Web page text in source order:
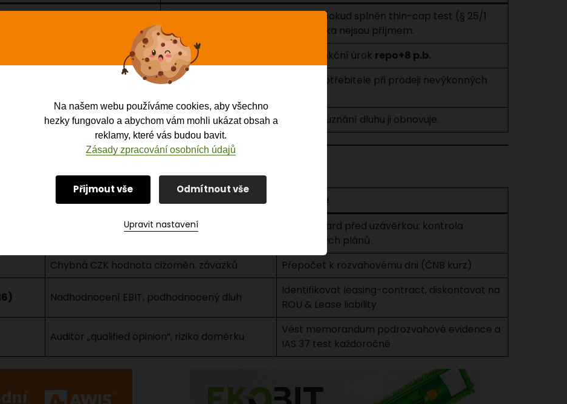
Úroky z úvěrů daňově uznatelné, pokud splněn thin-cap test (§ 25/1
w). Bezúročné půjčky od společníka nejsou příjmem.
Dernier zákon 2019/2024 fixuje sankční úrok repo+8 p.b.
Zákon o NPL 85/2024: ochrana spotřebitele při prodeji nevýkonných
Obecná lhůta 3 roky (§ 629 NOZ); uznání dluhu ji obnovuje.
Důsledek Prevence
Podhodnocený krátkodobý dluh, zkreslená
Roll-forward před uzávěrkou; kontrola
splátkových plánů
Chybná CZK hodnota cizoměn. závazků Přepočet k rozvahovému dni (ČNB kurz)
Nadhodnocení EBIT, podhodnocený dluh
Identifikovat leasing-contract, diskontovat na
ROU & Lease liability
Auditor „qualified opinion“, riziko doměrku
Vést memorandum podrozvahové evidence a
IAS 37 test každoročně
Na našem webu používáme cookies, aby všechno
hezky fungovalo a abychom vám mohli ukázat obsah a
reklamy, které vás budou bavit.
Zásady zpracování osobních údajů
Přijmout vše Odmítnout vše
Upravit nastavení